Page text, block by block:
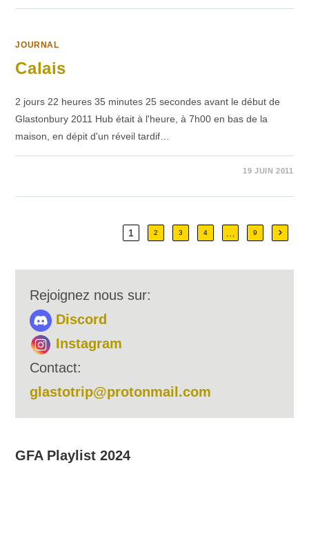
JOURNAL
Calais
2 jours 22 heures 35 minutes 25 secondes avant le début de
Glastonbury 2011 Hub était à l'heure, à 7h00 en bas de la
maison, en dépit d'un réveil tardif…
19 JUIN 2011
1 2 3 4 9 Aller à
Rejoignez nous sur:
Discord
Instagram
Contact:
glastotrip@protonmail.com
GFA Playlist 2024